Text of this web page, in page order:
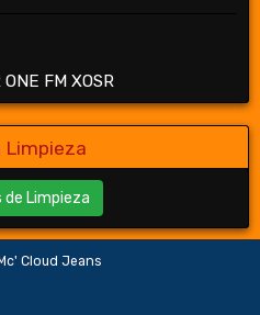
FM XOSR
Limpieza
Cloud Jeans